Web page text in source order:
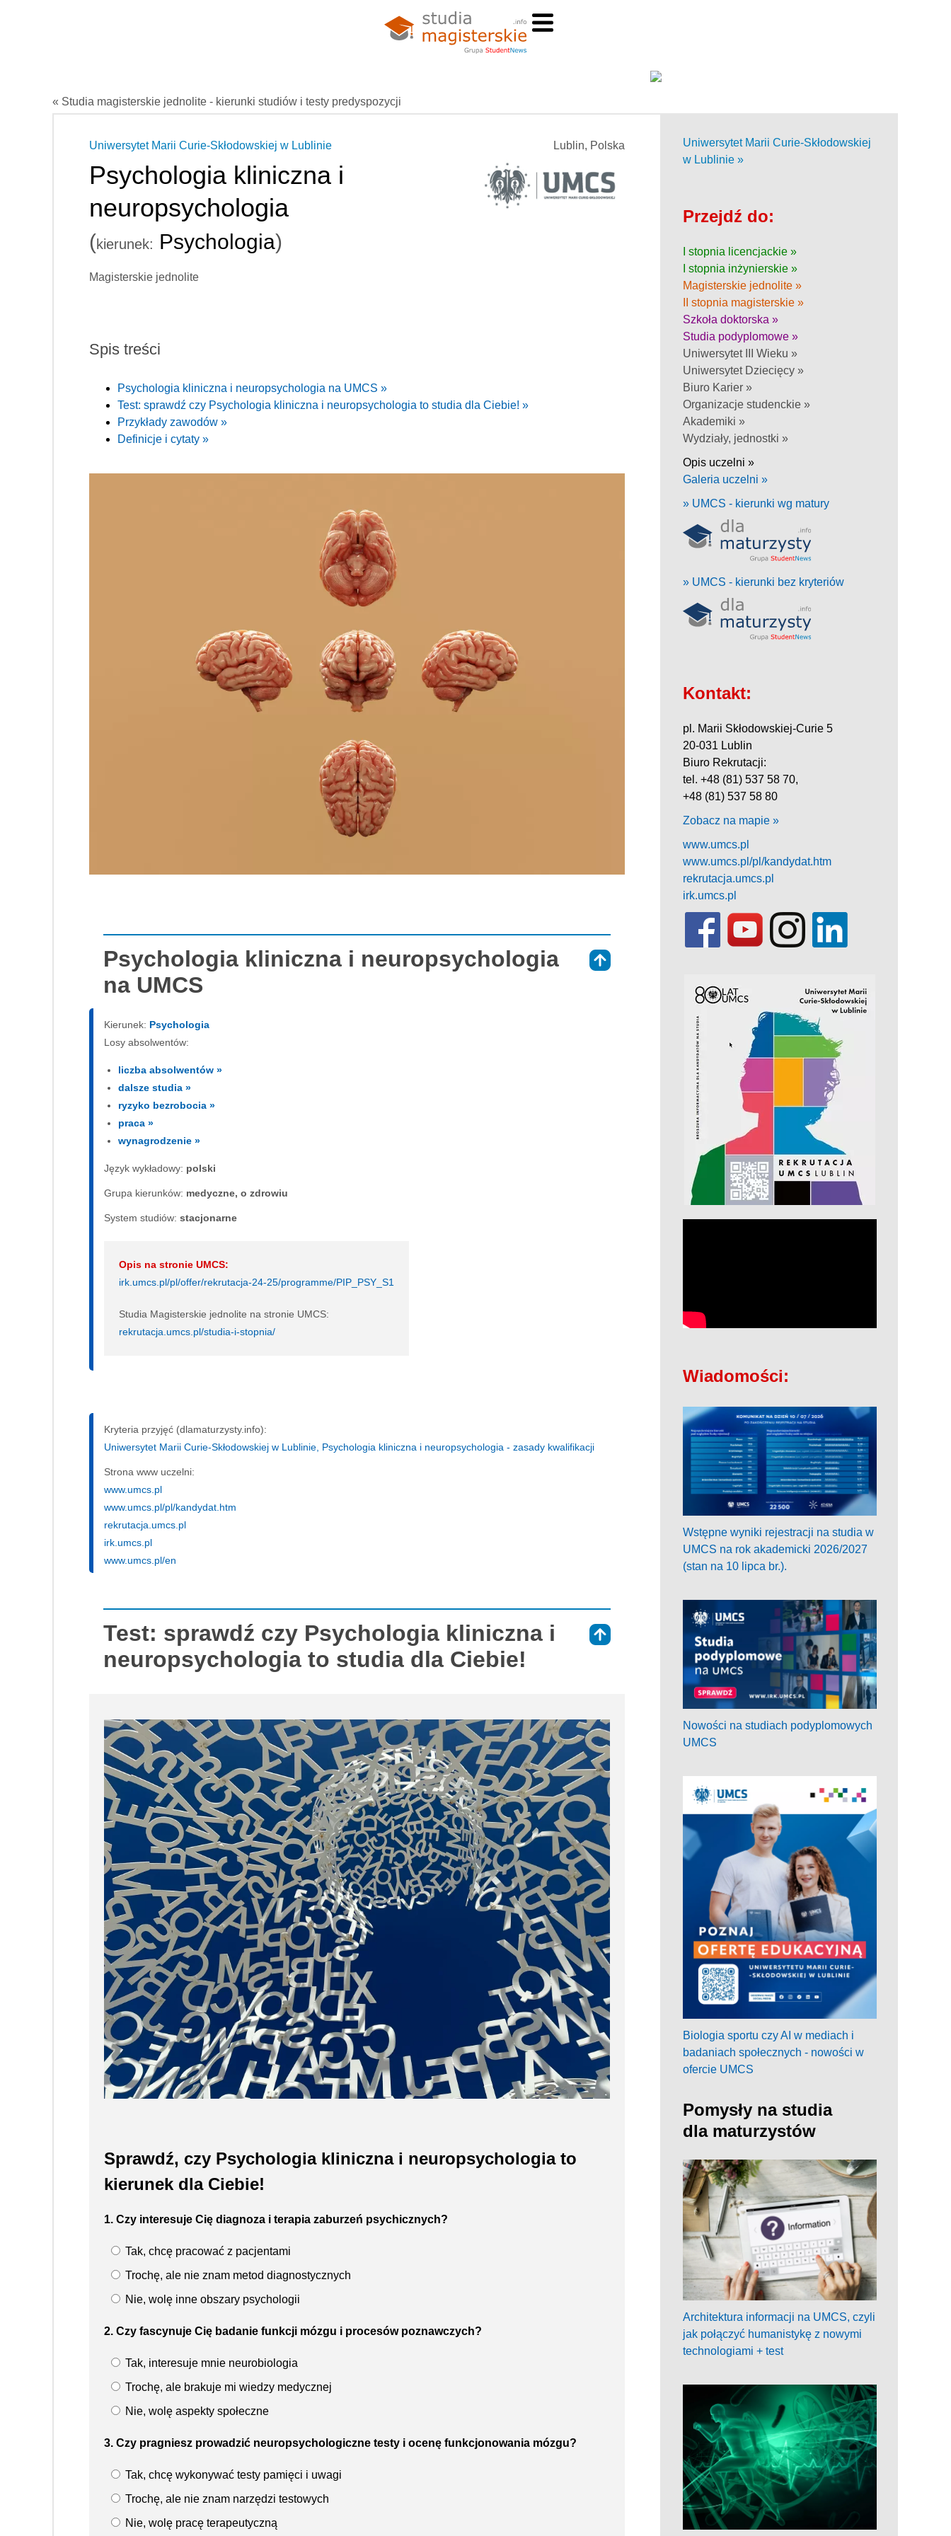
« Studia magisterskie jednolite - kierunki studiów i testy predyspozycji
Lublin, Polska
Uniwersytet Marii Curie-Skłodowskiej w Lublinie
Psychologia kliniczna i
neuropsychologia
(kierunek: Psychologia)
Magisterskie jednolite
Spis treści
Psychologia kliniczna i neuropsychologia na UMCS »
Test: sprawdź czy Psychologia kliniczna i neuropsychologia to studia dla Ciebie! »
Przykłady zawodów »
Definicje i cytaty »
Psychologia kliniczna i neuropsychologia
na UMCS
Kierunek: Psychologia
Losy absolwentów:
liczba absolwentów »
dalsze studia »
ryzyko bezrobocia »
praca »
wynagrodzenie »
Język wykładowy: polski
Grupa kierunków: medyczne, o zdrowiu
System studiów: sta­cjo­nar­ne
Opis na stronie UMCS:
irk.umcs.pl/pl/offer/rekrutacja-24-25/programme/PIP_PSY_S1
Studia Magisterskie jednolite na stronie UMCS:
rekrutacja.umcs.pl/studia-i-stopnia/
Kryteria przyjęć (dlamaturzysty.info):
Uniwersytet Marii Curie-Skłodowskiej w Lublinie, Psychologia kliniczna i neuropsychologia - zasady kwalifikacji
Strona www uczelni:
www.umcs.pl
www.umcs.pl/pl/kandydat.htm
rekrutacja.umcs.pl
irk.umcs.pl
www.umcs.pl/en
Test: sprawdź czy Psychologia kliniczna i
neuropsychologia to studia dla Ciebie!
Sprawdź, czy Psychologia kliniczna i neuropsychologia to
kierunek dla Ciebie!
1. Czy interesuje Cię diagnoza i terapia zaburzeń psychicznych?
Tak, chcę pracować z pacjentami
Trochę, ale nie znam metod diagnostycznych
Nie, wolę inne obszary psychologii
2. Czy fascynuje Cię badanie funkcji mózgu i procesów poznawczych?
Tak, interesuje mnie neurobiologia
Trochę, ale brakuje mi wiedzy medycznej
Nie, wolę aspekty społeczne
3. Czy pragniesz prowadzić neuropsychologiczne testy i ocenę funkcjonowania mózgu?
Tak, chcę wykonywać testy pamięci i uwagi
Trochę, ale nie znam narzędzi testowych
Nie, wolę pracę terapeutyczną
Uniwersytet Marii Curie-Skłodowskiej
w Lublinie »
Przejdź do:
I stopnia licencjackie »
I stopnia inżynierskie »
Magisterskie jednolite »
II stopnia magisterskie »
Szkoła doktorska »
Studia podyplomowe »
Uniwersytet III Wieku »
Uniwersytet Dziecięcy »
Biuro Karier »
Organizacje studenckie »
Akademiki »
Wydziały, jednostki »
Opis uczelni »
Galeria uczelni »
» UMCS - kierunki wg matury
» UMCS - kierunki bez kryteriów
Kontakt:
pl. Marii Skłodowskiej-Curie 5
20-031 Lublin
Biuro Rekrutacji:
tel. +48 (81) 537 58 70,
+48 (81) 537 58 80
Zobacz na mapie »
www.umcs.pl
www.umcs.pl/pl/kandydat.htm
rekrutacja.umcs.pl
irk.umcs.pl
Wiadomości:
Wstępne wyniki rejestracji na studia w
UMCS na rok akademicki 2026/2027
(stan na 10 lipca br.).
Nowości na studiach podyplomowych
UMCS
Biologia sportu czy AI w mediach i
badaniach społecznych - nowości w
ofercie UMCS
Pomysły na studia
dla maturzystów
Architektura informacji na UMCS, czyli
jak połączyć humanistykę z nowymi
technologiami + test